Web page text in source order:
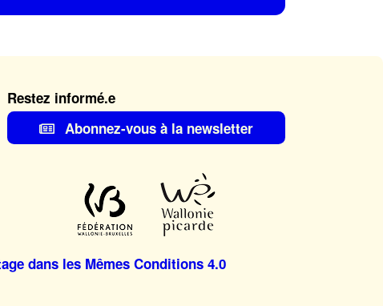
Restez informé.e
Abonnez-vous à la newsletter
dans les Mêmes Conditions 4.0